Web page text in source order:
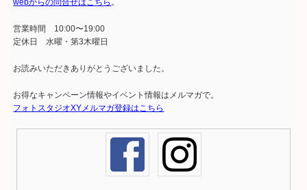
営業時間 10:00〜19:00
定休日 水曜・第3木曜日
お読みいただきありがとうございました。
お得なキャンペーン情報やイベント情報はメルマガで。
フォトスタジオXYメルマガ登録はこちら